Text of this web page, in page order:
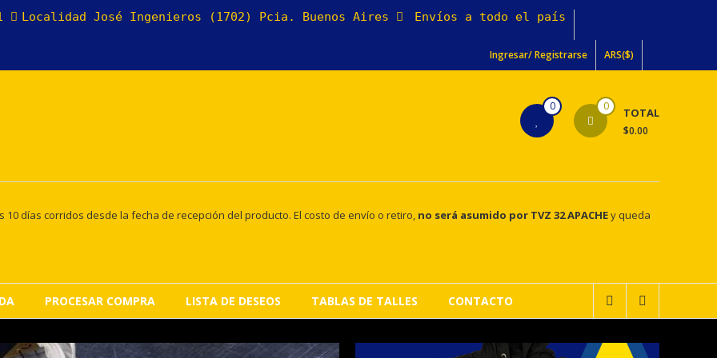
Localidad José Ingenieros (1702) Pcia. Buenos Aires Envíos a todo el país
Ingresar/ Registrarse ARS($)
0 0 TOTAL
$0.00
días corridos desde la fecha de recepción del producto. El costo de envío o retiro, no será asumido por TVZ 32 APACHEy queda
PROCESAR COMPRA LISTA DE DESEOS TABLAS DE TALLES CONTACTO